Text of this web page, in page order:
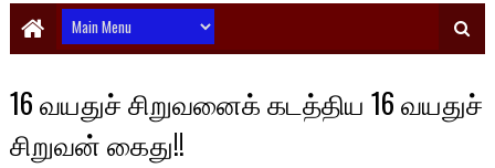
16 வயதுச் சிறுவனைக் கடத்திய 16 வயதுச்
சிறுவன் கைது!!